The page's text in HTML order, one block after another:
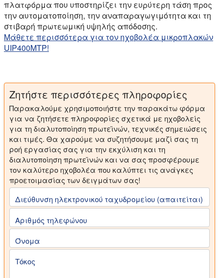
πλατφόρμα που υποστηρίζει την ευρύτερη τάση προς
την αυτοματοποίηση, την αναπαραγωγιμότητα και τη
στιβαρή πρωτεωμική υψηλής απόδοσης.
Μάθετε περισσότερα για τον ηχοβολέα μικροπλακών
UIP400MTP!
Ζητήστε περισσότερες πληροφορίες
Παρακαλούμε χρησιμοποιήστε την παρακάτω φόρμα
για να ζητήσετε πληροφορίες σχετικά με ηχοβολείς
για τη διαλυτοποίηση πρωτεϊνών, τεχνικές σημειώσεις
και τιμές. Θα χαρούμε να συζητήσουμε μαζί σας τη
ροή εργασίας σας για την εκχύλιση και τη
διαλυτοποίηση πρωτεϊνών και να σας προσφέρουμε
τον καλύτερο ηχοβολέα που καλύπτει τις ανάγκες
προετοιμασίας των δειγμάτων σας!
Διεύθυνση ηλεκτρονικού ταχυδρομείου (απαιτείται)
Αριθμός τηλεφώνου
Όνομα
Τόκος